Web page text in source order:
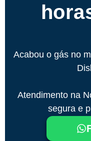
Acabou o gás no
Atendimento na
segura e